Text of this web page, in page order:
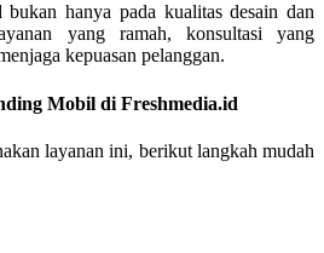
bukan hanya pada kualitas desain dan
yang ramah, konsultasi yang
kepuasan pelanggan.
Mobil di Freshmedia.id
layanan ini, berikut langkah mudah